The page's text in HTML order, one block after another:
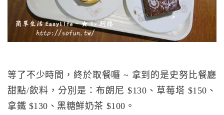
等了不少時間，終於取餐囉 ~ 拿到的是史努比餐廳
甜點/飲料，分別是：布朗尼 $130、草莓塔 $150、
拿鐵 $130、黑糖鮮奶茶 $100。